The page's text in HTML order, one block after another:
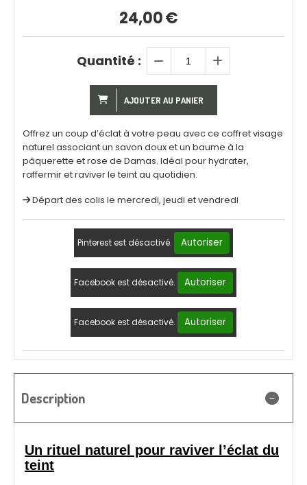
24,00€
Quantité :
AJOUTER AU PANIER
Offrez un coup d’éclat à votre peau avec ce coffret visage
naturel associant un savon doux et un baume à la
pâquerette et rose de Damas. Idéal pour hydrater,
raffermir et raviver le teint au quotidien.
Départ des colis le mercredi, jeudi et vendredi
Pinterest est désactivé. Autoriser
Facebook est désactivé. Autoriser
Facebook est désactivé. Autoriser
Description
Un rituel naturel pour raviver l’éclat du
teint